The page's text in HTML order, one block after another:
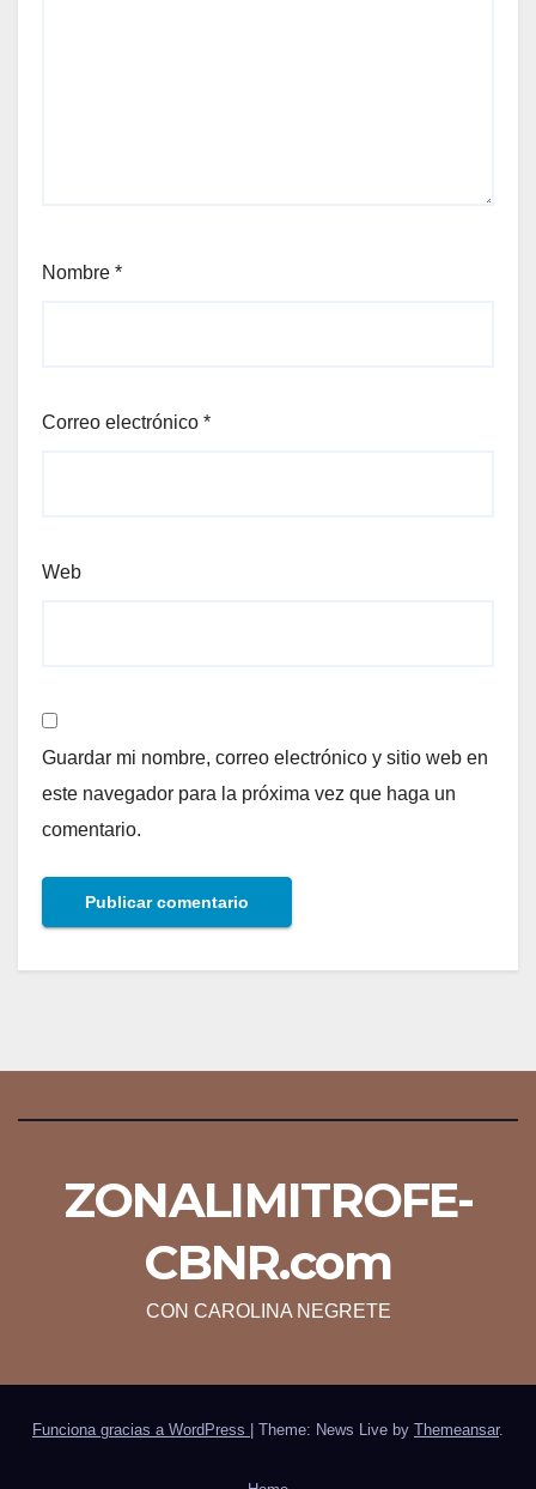
Nombre *
Correo electrónico *
Web
Guardar mi nombre, correo electrónico y sitio web en
este navegador para la próxima vez que haga un
comentario.
ZONALIMITROFE-
CBNR.com
CON CAROLINA NEGRETE
Funciona gracias a WordPress Theme: News Live by Themeansar.